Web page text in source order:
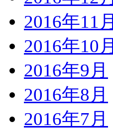
2016年11月
2016年10月
2016年9月
2016年8月
2016年7月